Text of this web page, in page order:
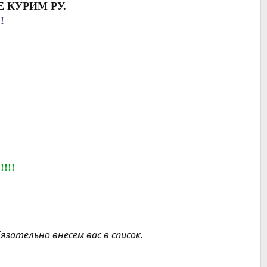
КУРИМ РУ.
внесем вас в список.